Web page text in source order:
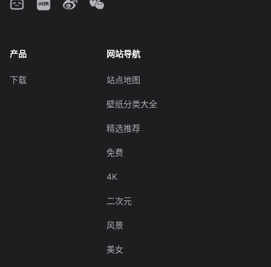
产品
下载
网站导航
站点地图
壁纸分类大全
精选推荐
免费
4K
二次元
风景
美女